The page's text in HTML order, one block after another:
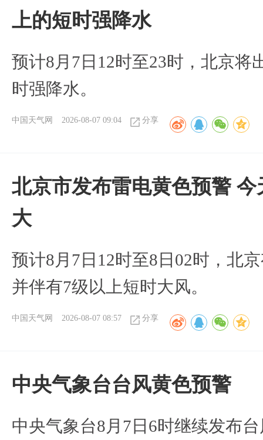
上的短时强降水
预计8月7日12时至23时，北京将
时强降水。
中国天气网 2026-08-07 09:04 分享
北京市发布雷电黄色预警
大
预计8月7日12时至8日02时，北
并伴有7级以上短时大风。
中国天气网 2026-08-07 08:57 分享
​中央气象台台风黄色预警
中央气象台8月7日6时继续发布